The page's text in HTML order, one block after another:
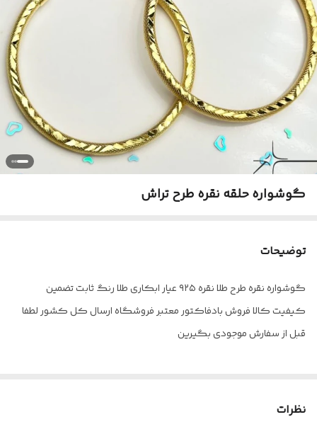
گوشواره حلقه نقره طرح تراش
توضیحات
گوشواره نقره طرح طلا نقره ۹۲۵ عیار ابکاری طلا رنگ ثابت تضمین
کیفیت کالا فروش بادفاکتور معتبر فروشگاه ارسال کل کشور لطفا
قبل از سفارش موجودی بگیرین
نظرات